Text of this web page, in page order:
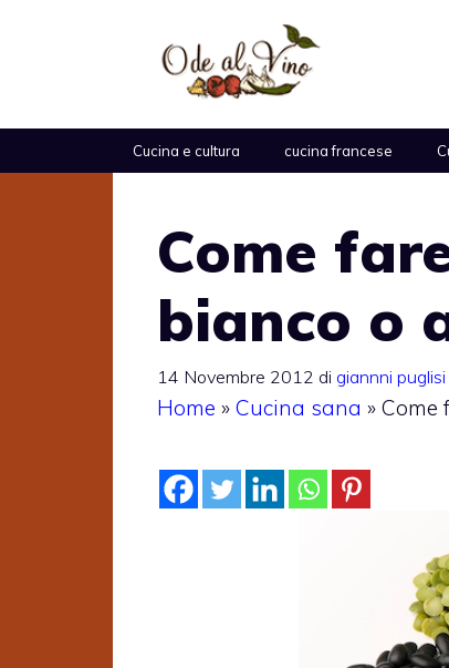
Cucina e cultura cucina francese
Come
bianco o
14 Novembre 2012 di giannni puglisi
Home » Cucina sana » Come